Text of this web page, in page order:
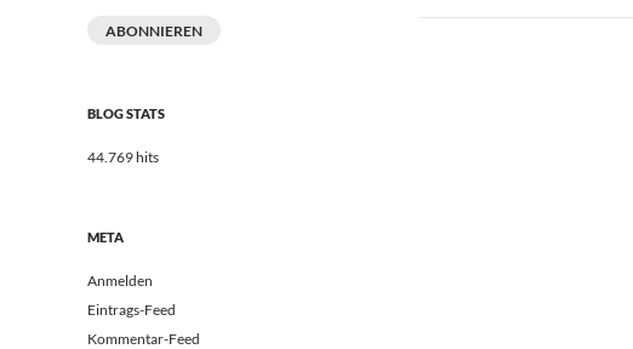
ABONNIEREN
BLOG STATS
44.769 hits
META
Anmelden
Eintrags-Feed
Kommentar-Feed